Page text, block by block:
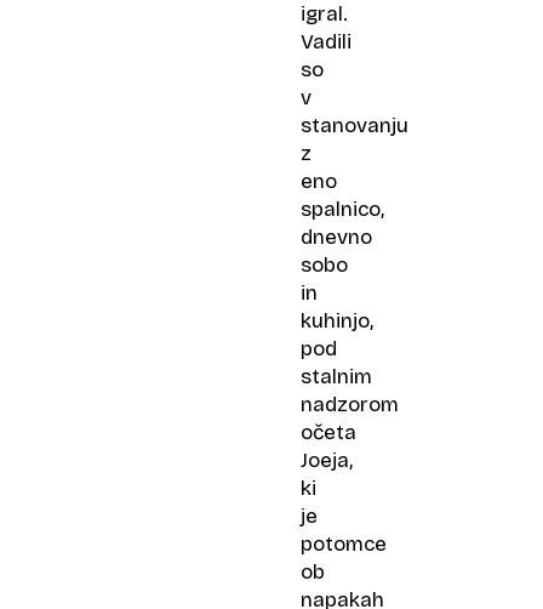
igral.
Vadili
so
v
stanovanju
z
eno
spalnico,
dnevno
sobo
in
kuhinjo,
pod
stalnim
nadzorom
očeta
Joeja,
ki
je
potomce
ob
napakah